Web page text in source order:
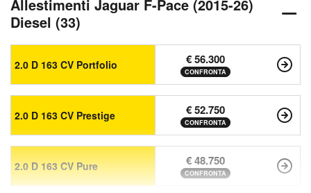
Allestimenti Jaguar F-Pace (2015-26)
Diesel (33)
2.0 D 163 CV Portfolio € 56.300
CONFRONTA
2.0 D 163 CV Prestige € 52.750
CONFRONTA
2.0 D 163 CV Pure € 48.750
CONFRONTA